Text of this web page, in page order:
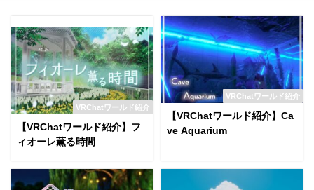
VRChatワールド紹介
【VRChatワールド紹介】フ
ィオーレ薫る時間
VRChatワールド紹介
【VRChatワールド紹介】Ca
ve Aquarium